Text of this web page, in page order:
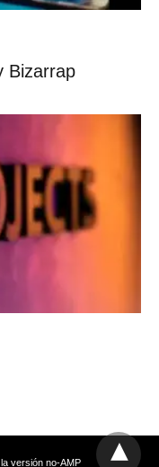
Bizarrap
versión no-AMP